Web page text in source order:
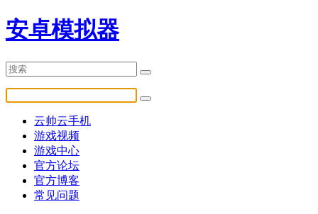
安卓模拟器
云帅云手机
游戏视频
游戏中心
官方论坛
官方博客
常见问题